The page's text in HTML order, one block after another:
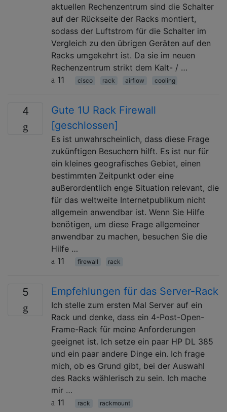
aktuellen Rechenzentrum sind die Schalter
auf der Rückseite der Racks montiert,
sodass der Luftstrom für die Schalter im
Vergleich zu den übrigen Geräten auf den
Racks umgekehrt ist. Da sie im neuen
Rechenzentrum strikt dem Kalt- / …
11
cisco rack airflow cooling
4
Gute 1U Rack Firewall
[geschlossen]
Es ist unwahrscheinlich, dass diese Frage
zukünftigen Besuchern hilft. Es ist nur für
ein kleines geografisches Gebiet, einen
bestimmten Zeitpunkt oder eine
außerordentlich enge Situation relevant, die
für das weltweite Internetpublikum nicht
allgemein anwendbar ist. Wenn Sie Hilfe
benötigen, um diese Frage allgemeiner
anwendbar zu machen, besuchen Sie die
Hilfe …
11
firewall rack
5 Empfehlungen für das Server-Rack
Ich stelle zum ersten Mal Server auf ein
Rack und denke, dass ein 4-Post-Open-
Frame-Rack für meine Anforderungen
geeignet ist. Ich setze ein paar HP DL 385
und ein paar andere Dinge ein. Ich frage
mich, ob es Grund gibt, bei der Auswahl
des Racks wählerisch zu sein. Ich mache
mir …
11
rack rackmount